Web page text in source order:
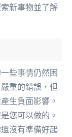
新事物並了解
些事情仍然困
重的錯誤，但
生負面影響。
您可以做的。
沒有準備好起